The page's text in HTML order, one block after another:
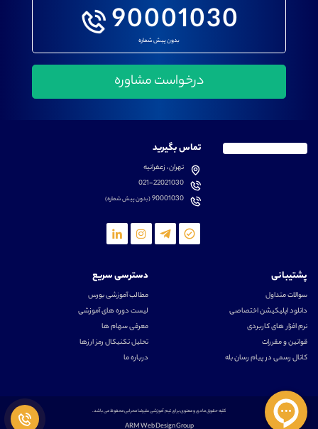
90001030
بدون پیش شماره
تماس بگیرید
تهران، زعفرانیه
021-22021030
90001030(بدون پیش شماره)
پشتیبانی
سوالات متداول
دانلود اپلیکیشن اختصاصی
نرم افزار های کاربردی
قوانین و مقررات
کانال رسمی در پیام رسان بله
دسترسی سریع
مطالب آموزشی بورس
لیست دوره های آموزشی
معرفی سهام ها
تحلیل تکنیکال رمز ارزها
درباره ما
کلیه حقوق مادی و معنوی برای تیم آموزشی علیرضا محرابی محفوظ می باشد.
ARM Web Design Group